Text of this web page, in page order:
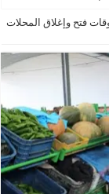
فتح وإغلاق المحلات